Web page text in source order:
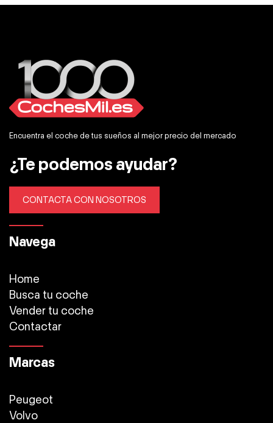
Encuentra el coche de tus sueños al mejor precio del mercado
¿Te podemos ayudar?
CONTACTA CON NOSOTROS
Navega
Home
Busca tu coche
Vender tu coche
Contactar
Marcas
Peugeot
Volvo